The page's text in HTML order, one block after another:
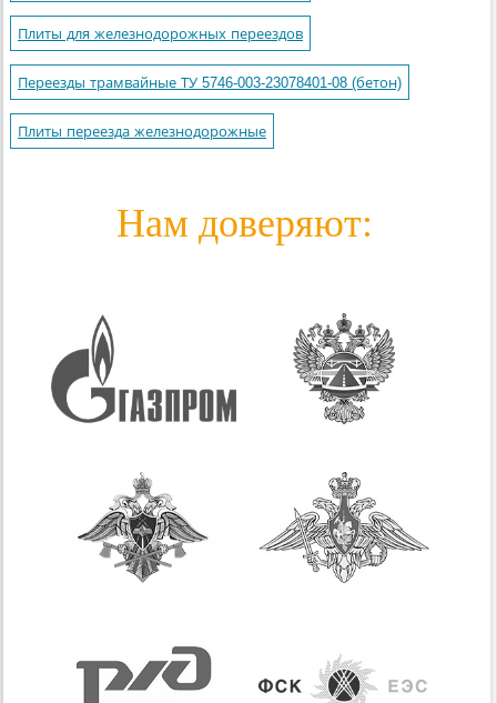
Плиты для железнодорожных переездов
Переезды трамвайные ТУ 5746-003-23078401-08 (бетон)
Плиты переезда железнодорожные
Нам доверяют: